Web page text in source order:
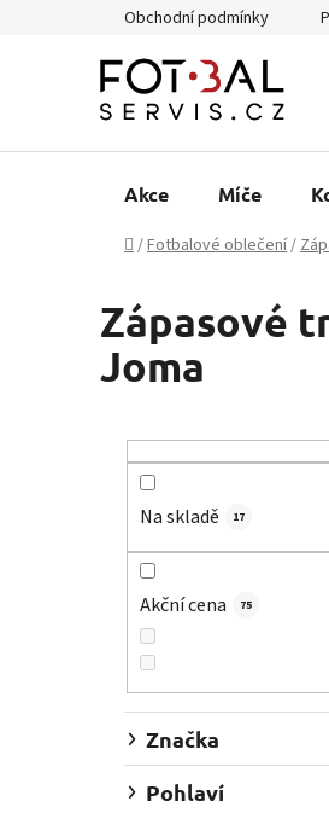
Obchodní podmínky
Akce Míče
Domů
/Fotbalové oblečení/
Zápasové
Joma
Na skladě 17
Akční cena 75
Značka
Pohlaví